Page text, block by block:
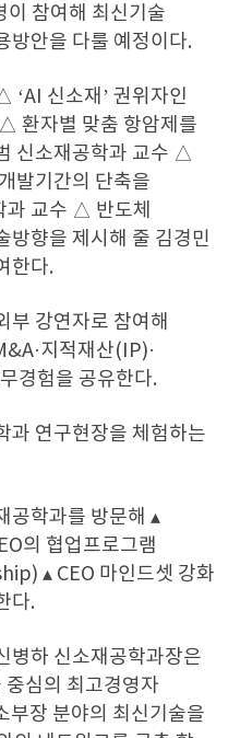
이 참여해 최신기술
방안을 다룰 예정이다.
‘AI 신소재’ 권위자인
환자별 맞춤 항암제를
신소재공학과 교수 △
발기간의 단축을
과 교수 △ 반도체
방향을 제시해 줄 김경민
한다.
부 강연자로 참여해
지적재산(IP)·
경험을 공유한다.
과 연구현장을 체험하는
공학과를 방문해 ▴
의 협업프로그램
▴ CEO 마인드셋 강화
다.
병하 신소재공학과장은
중심의 최고경영자
부장 분야의 최신기술을